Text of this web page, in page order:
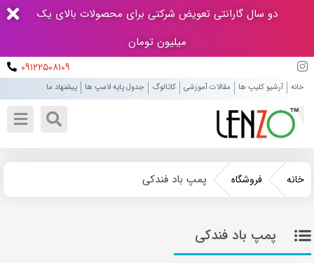
دو سال گارانتی تعویض شرکتی برای محصولات بالای یک
میلیون تومان
۰۹۱۲۲۵۰۸۱۰۹
خانه آرشیو کلیپ ها مقالات آموزشی کاتالوگ جدول پایه لامپ ها پیشنهاد ما
خانه فروشگاه پمپ باد فندکی
پمپ باد فندکی